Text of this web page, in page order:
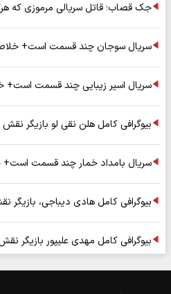
جک قصاب؛ قاتل سریالی مرموزی که
سریال سوجان چند قسمت است+ خلاصه
سریال اسیر زیبایی چند قسمت است+
بیوگرافی کامل هلن نقی لو بازیگر نقش
سریال بامداد خمار چند قسمت است+
بیوگرافی کامل هادی دیباجی،
بیوگرافی کامل مهدی علیپور بازیگر